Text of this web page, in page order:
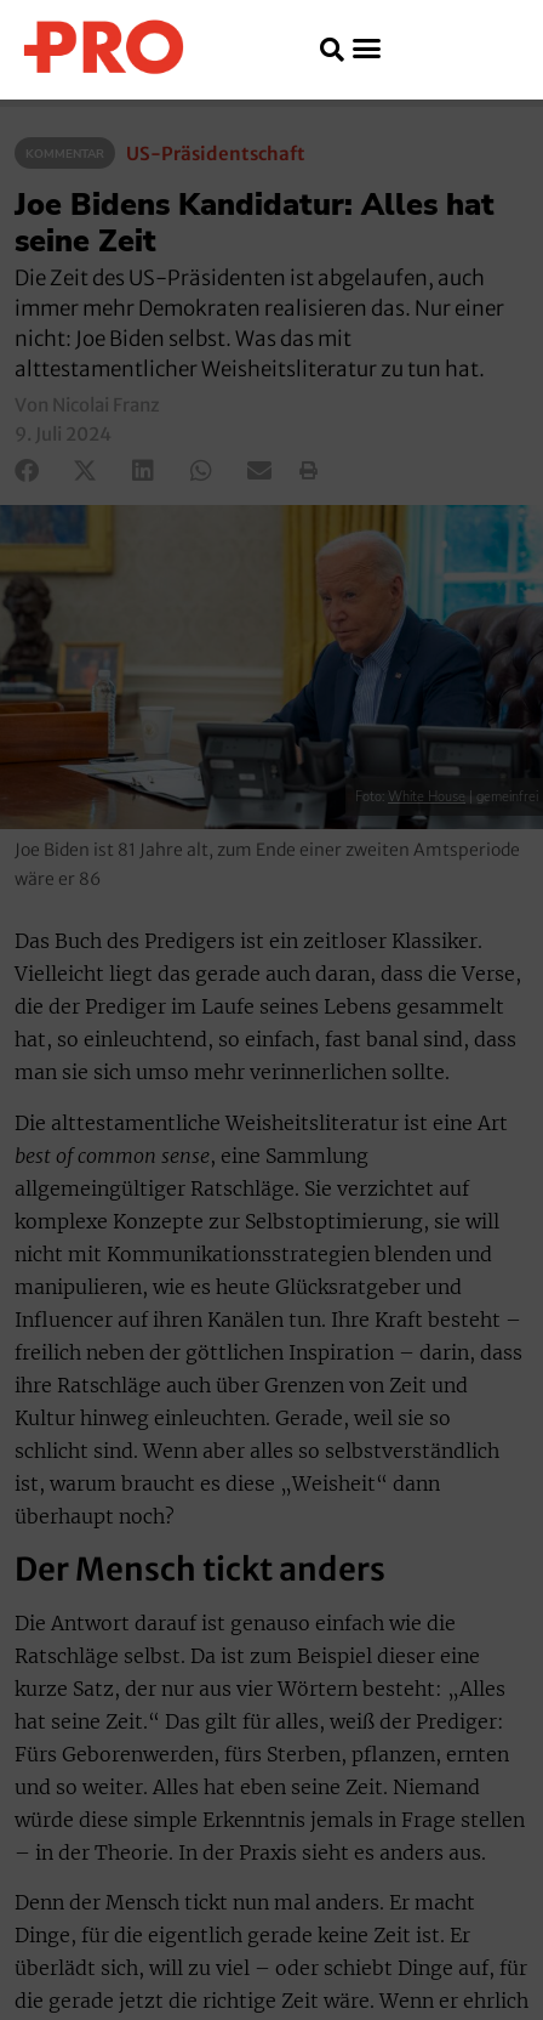
KOMMENTAR US-Präsidentschaft
Joe Bidens Kandidatur: Alles hat
seine Zeit
Die Zeit des US-Präsidenten ist abgelaufen, auch
immer mehr Demokraten realisieren das. Nur einer
nicht: Joe Biden selbst. Was das mit
alttestamentlicher Weisheitsliteratur zu tun hat.
Von Nicolai Franz
9. Juli 2024
Foto: White House | gemeinfrei
Joe Biden ist 81 Jahre alt, zum Ende einer zweiten Amtsperiode
wäre er 86
Das Buch des Predigers ist ein zeitloser Klassiker.
Vielleicht liegt das gerade auch daran, dass die Verse,
die der Prediger im Laufe seines Lebens gesammelt
hat, so einleuchtend, so einfach, fast banal sind, dass
man sie sich umso mehr verinnerlichen sollte.
Die alttestamentliche Weisheitsliteratur ist eine Art
best of common sense, eine Sammlung
allgemeingültiger Ratschläge. Sie verzichtet auf
komplexe Konzepte zur Selbstoptimierung, sie will
nicht mit Kommunikationsstrategien blenden und
manipulieren, wie es heute Glücksratgeber und
Influencer auf ihren Kanälen tun. Ihre Kraft besteht –
freilich neben der göttlichen Inspiration – darin, dass
ihre Ratschläge auch über Grenzen von Zeit und
Kultur hinweg einleuchten. Gerade, weil sie so
schlicht sind. Wenn aber alles so selbstverständlich
ist, warum braucht es diese „Weisheit“ dann
überhaupt noch?
Der Mensch tickt anders
Die Antwort darauf ist genauso einfach wie die
Ratschläge selbst. Da ist zum Beispiel dieser eine
kurze Satz, der nur aus vier Wörtern besteht: „Alles
hat seine Zeit.“ Das gilt für alles, weiß der Prediger:
Fürs Geborenwerden, fürs Sterben, pflanzen, ernten
und so weiter. Alles hat eben seine Zeit. Niemand
würde diese simple Erkenntnis jemals in Frage stellen
– in der Theorie. In der Praxis sieht es anders aus.
Denn der Mensch tickt nun mal anders. Er macht
Dinge, für die eigentlich gerade keine Zeit ist. Er
überlädt sich, will zu viel – oder schiebt Dinge auf, für
die gerade jetzt die richtige Zeit wäre. Wenn er ehrlich